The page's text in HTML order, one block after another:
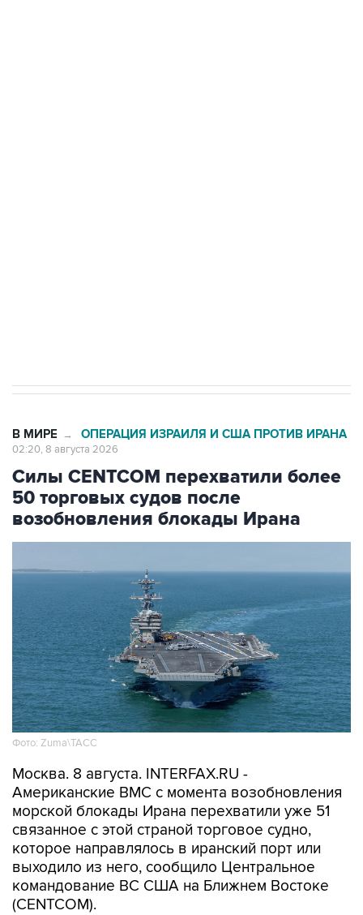
В МИРЕ → ОПЕРАЦИЯ ИЗРАИЛЯ И США ПРОТИВ ИРАНА
02:20, 8 августа 2026
Силы CENTCOM перехватили более
50 торговых судов после
возобновления блокады Ирана
Фото: Zuma\ТАСС
Москва. 8 августа. INTERFAX.RU -
Американские ВМС с момента возобновления
морской блокады Ирана перехватили уже 51
связанное с этой страной торговое судно,
которое направлялось в иранский порт или
выходило из него, сообщило Центральное
командование ВС США на Ближнем Востоке
(CENTCOM).